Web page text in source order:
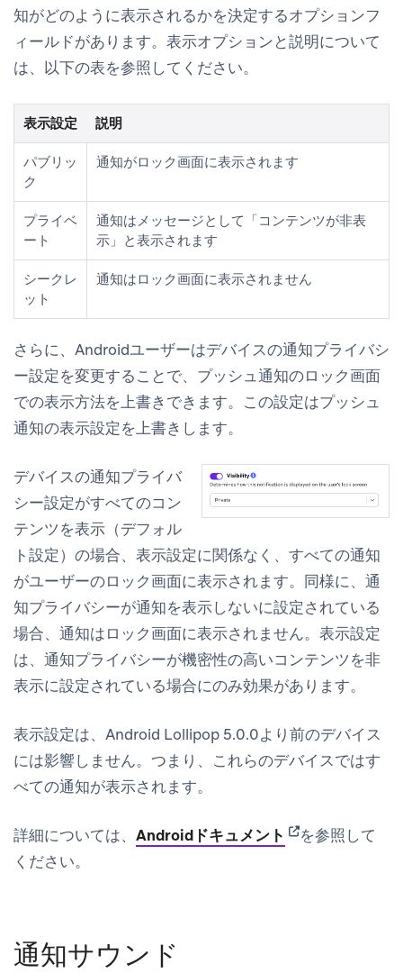
知がどのように表示されるかを決定するオプションフ
ィールドがあります。表示オプションと説明について
は、以下の表を参照してください。
表示設定 説明
パブリッ
ク
通知がロック画面に表示されます
プライベ
ート
通知はメッセージとして「コンテンツが非表
示」と表示されます
シークレ
ット
通知はロック画面に表示されません
さらに、Androidユーザーはデバイスの通知プライバシ
ー設定を変更することで、プッシュ通知のロック画面
での表示方法を上書きできます。この設定はプッシュ
通知の表示設定を上書きします。
デバイスの通知プライバ
シー設定がすべてのコン
テンツを表示 （デフォル
ト設定）の場合、表示設定に関係なく、すべての通知
がユーザーのロック画面に表示されます。同様に、通
知プライバシーが通知を表示しないに設定されている
場合、通知はロック画面に表示されません。表示設定
は、通知プライバシーが機密性の高いコンテンツを非
表示に設定されている場合にのみ効果があります。
表示設定は、Android Lollipop 5.0.0より前のデバイス
には影響しません。つまり、これらのデバイスではす
べての通知が表示されます。
詳細については、 Androidドキュメント (opens in new
を参照して
ください。
通知サウンド